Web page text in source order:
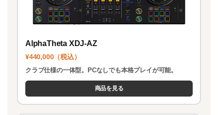
AlphaTheta XDJ-AZ
¥440,000（税込）
クラブ仕様の一体型。PCなしでも本格プレイが可能。
商品を見る